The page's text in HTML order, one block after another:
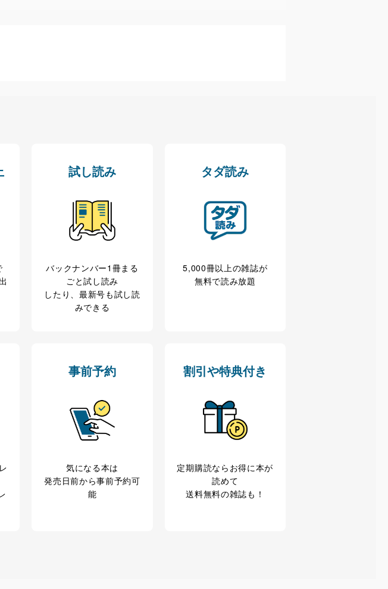
ます。
遵守します。また、当社の管理の仕組みに、これらの法
従業者を明確化し、 個人データへの不要なアクセスを防止
ト制御）により、個人情報データベース等を取り扱う情報
の状態に保持しています。
を導入し、自動更新 機能等の活用により、これを最新状態
、当該ファイルへのパスワードを設定しています。
保護マネジメントシステムを継続的に改善し、常に最良
ご相談及び苦情については以下までご連絡ください。
試し読み
バックナンバー1冊まる
ごと試し読み
したり、最新号も試し読
みできる
タダ読み
5,000冊以上の雑誌が
無料で読み放題
事前予約
気になる本は
発売日前から事前予約可
能
割引や特典付き
定期購読なら お得に本が
読めて
送料無料の雑誌も！